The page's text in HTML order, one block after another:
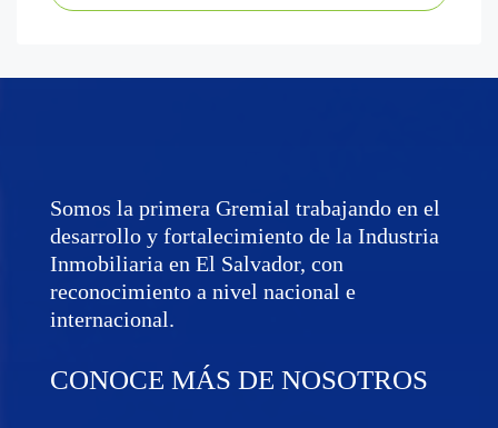
Somos la primera Gremial trabajando en el
desarrollo y fortalecimiento de la Industria
Inmobiliaria en El Salvador, con
reconocimiento a nivel nacional e
internacional.
CONOCE MÁS DE NOSOTROS